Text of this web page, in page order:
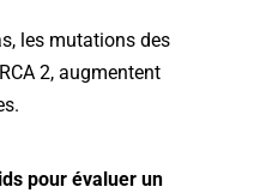
les mutations des
2, augmentent
pour évaluer un